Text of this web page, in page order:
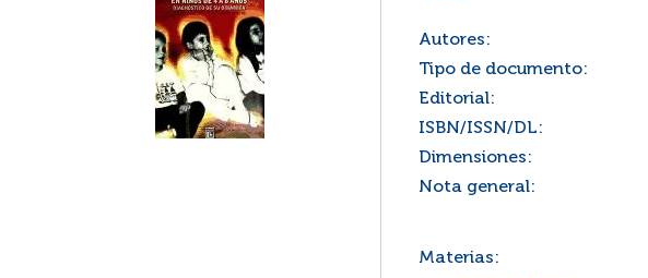
Autores:
Tipo de documento:
Editorial:
ISBN/ISSN/DL:
Dimensiones:
Nota general:
Materias: